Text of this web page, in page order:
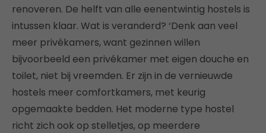
renoveren. De helft van alle eenentwintig hostels is
intussen klaar. Wat is veranderd? ‘Denk aan veel
meer privékamers, want gezinnen willen
bijvoorbeeld een privékamer met eigen douche en
toilet, niet bij vreemden. Er zijn in de vernieuwde
hostels meer comfortkamers, met keurig
opgemaakte bedden. Het moderne type hostel
richt zich ook op stelletjes, op meerdere